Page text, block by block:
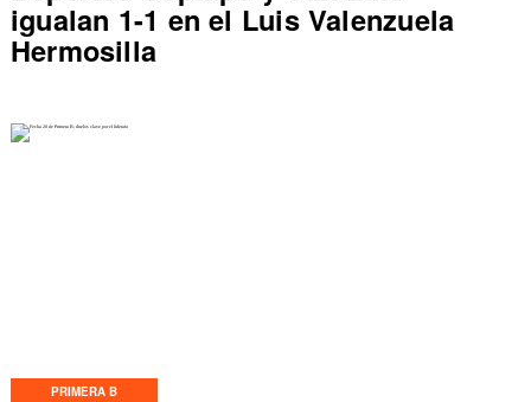
igualan 1-1 en el Luis Valenzuela
Hermosilla
PRIMERA B